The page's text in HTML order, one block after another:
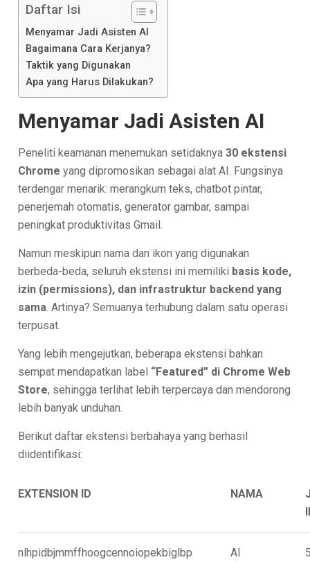
Daftar Isi
Menyamar Jadi Asisten AI
Bagaimana Cara Kerjanya?
Taktik yang Digunakan
Apa yang Harus Dilakukan?
Menyamar Jadi Asisten AI
Peneliti keamanan menemukan setidaknya30 ekstensi
Chrome yang dipromosikan sebagai alat AI. Fungsinya
terdengar menarik: merangkum teks, chatbot pintar,
penerjemah otomatis, generator gambar, sampai
peningkat produktivitas Gmail.
Namun meskipun nama dan ikon yang digunakan
berbeda-beda, seluruh ekstensi ini memiliki basis kode,
izin (permissions), dan infrastruktur backend yang
sama . Artinya? Semuanya terhubung dalam satu operasi
terpusat.
Yang lebih mengejutkan, beberapa ekstensi bahkan
sempat mendapatkan label “Featured” di Chrome Web
Store, sehingga terlihat lebih terpercaya dan mendorong
lebih banyak unduhan.
Berikut daftar ekstensi berbahaya yang berhasil
diidentifikasi:
EXTENSION ID NAMA
nlhpidbjmmffhoogcennoiopekbiglbp
AI